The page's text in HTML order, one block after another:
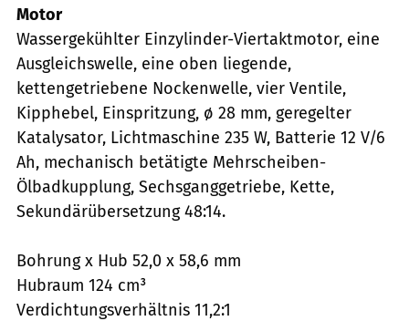
Motor
Wassergekühlter Einzylinder-Viertaktmotor, eine
Ausgleichswelle, eine oben liegende,
kettengetriebene Nockenwelle, vier Ventile,
Kipphebel, Einspritzung, ø 28 mm, geregelter
Katalysator, Lichtmaschine 235 W, Batterie 12 V/6
Ah, mechanisch betätigte Mehrscheiben-
Ölbadkupplung, Sechsganggetriebe, Kette,
Sekundärübersetzung 48:14.
Bohrung x Hub 52,0 x 58,6 mm
Hubraum 124 cm³
Verdichtungsverhältnis 11,2:1